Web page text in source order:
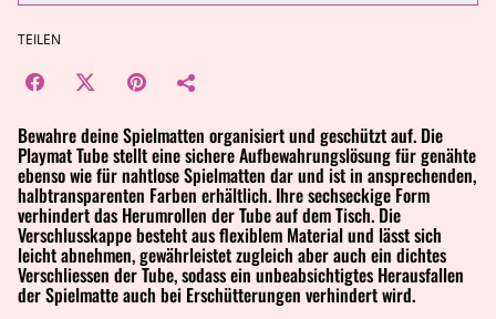
TEILEN
Bewahre deine Spielmatten organisiert und geschützt auf. Die
Playmat Tube stellt eine sichere Aufbewahrungslösung für genähte
ebenso wie für nahtlose Spielmatten dar und ist in ansprechenden,
halbtransparenten Farben erhältlich. Ihre sechseckige Form
verhindert das Herumrollen der Tube auf dem Tisch. Die
Verschlusskappe besteht aus flexiblem Material und lässt sich
leicht abnehmen, gewährleistet zugleich aber auch ein dichtes
Verschliessen der Tube, sodass ein unbeabsichtigtes Herausfallen
der Spielmatte auch bei Erschütterungen verhindert wird.